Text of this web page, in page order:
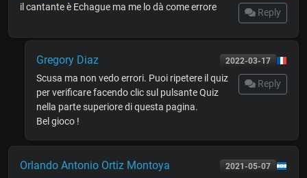
Reply
il cantante è Echague ma me lo dà come errore
2022-03-17
Gregory Diaz
Reply
Scusa ma non vedo errori. Puoi ripetere il quiz
per verificare facendo clic sul pulsante Quiz
nella parte superiore di questa pagina.
Bel gioco !
2021-05-07
Orlando Antonio Ortiz Montoya